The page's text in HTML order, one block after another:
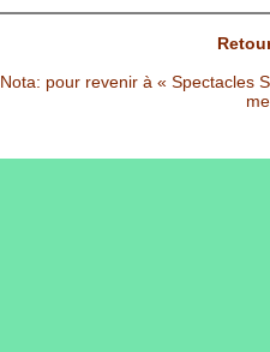
Nota: pour revenir à « Spectacles